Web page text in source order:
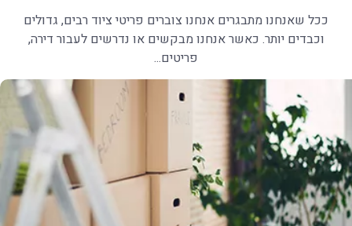
ככל שאנחנו מתבגרים אנחנו צוברים פריטי ציוד רבים, גדולים
וכבדים יותר. כאשר אנחנו מבקשים או נדרשים לעבור דירה,
פריטים...